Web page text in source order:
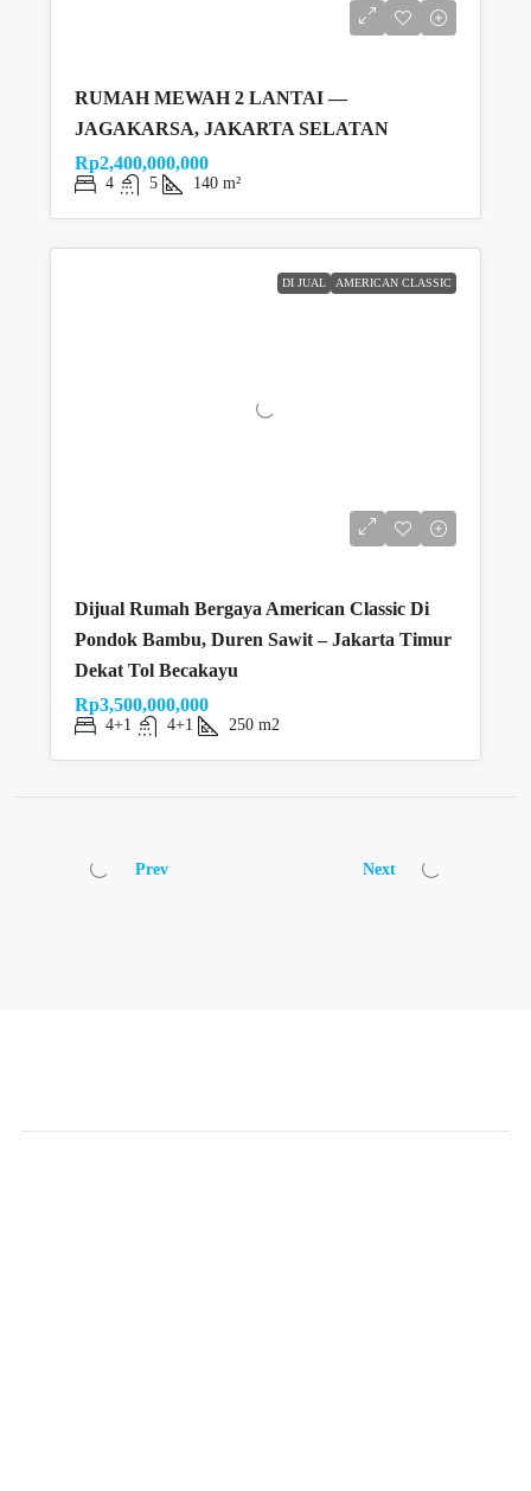
RUMAH MEWAH 2 LANTAI —
JAGAKARSA, JAKARTA SELATAN
Rp2,400,000,000
4 5 140 m²
DI JUAL AMERICAN CLASSIC
Dijual Rumah Bergaya American Classic Di
Pondok Bambu, Duren Sawit – Jakarta Timur
Dekat Tol Becakayu
Rp3,500,000,000
4+1 4+1 250 m2
Prev Next